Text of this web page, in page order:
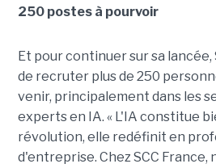
250 postes à pourvoir
Et pour continuer sur sa
de recruter plus de 250
venir, principalement dans les
experts en IA. « L'IA constitue
révolution, elle redéfinit en
d'entreprise. Chez SCC France,